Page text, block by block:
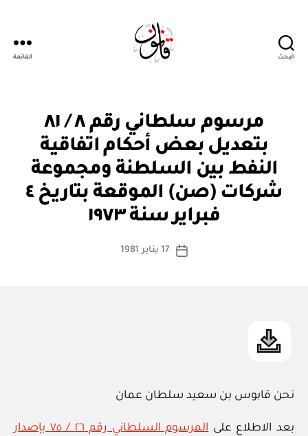
البحث القائمة
التصنيفات
مرسوم سلطاني رقم ٨ / ٨١
بتعديل بعض أحكام اتفاقية
النفط بين السلطنة ومجموعة
شركات (صن) الموقعة بتاريخ ٤
فبراير سنة ١٩٧٣
كاتب
بو
ة
تاريخ
17 يناير 1981
نحن قابوس بن سعيد سلطان عمان
بعد الاطلاع على
المرسوم السلطاني رقم ٢٦ / ٧٥ بإصدار